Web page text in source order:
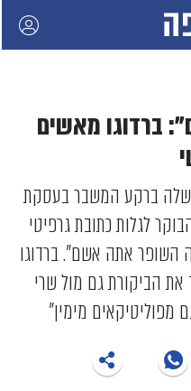
ברדוגו מאשים
ברקע המשבר בעסקת
לגלות כתובת גרפיטי
השופר אתה אשם". ברדוגו
הביקורת גם מול שרי
מפוליטיקאים מימין"